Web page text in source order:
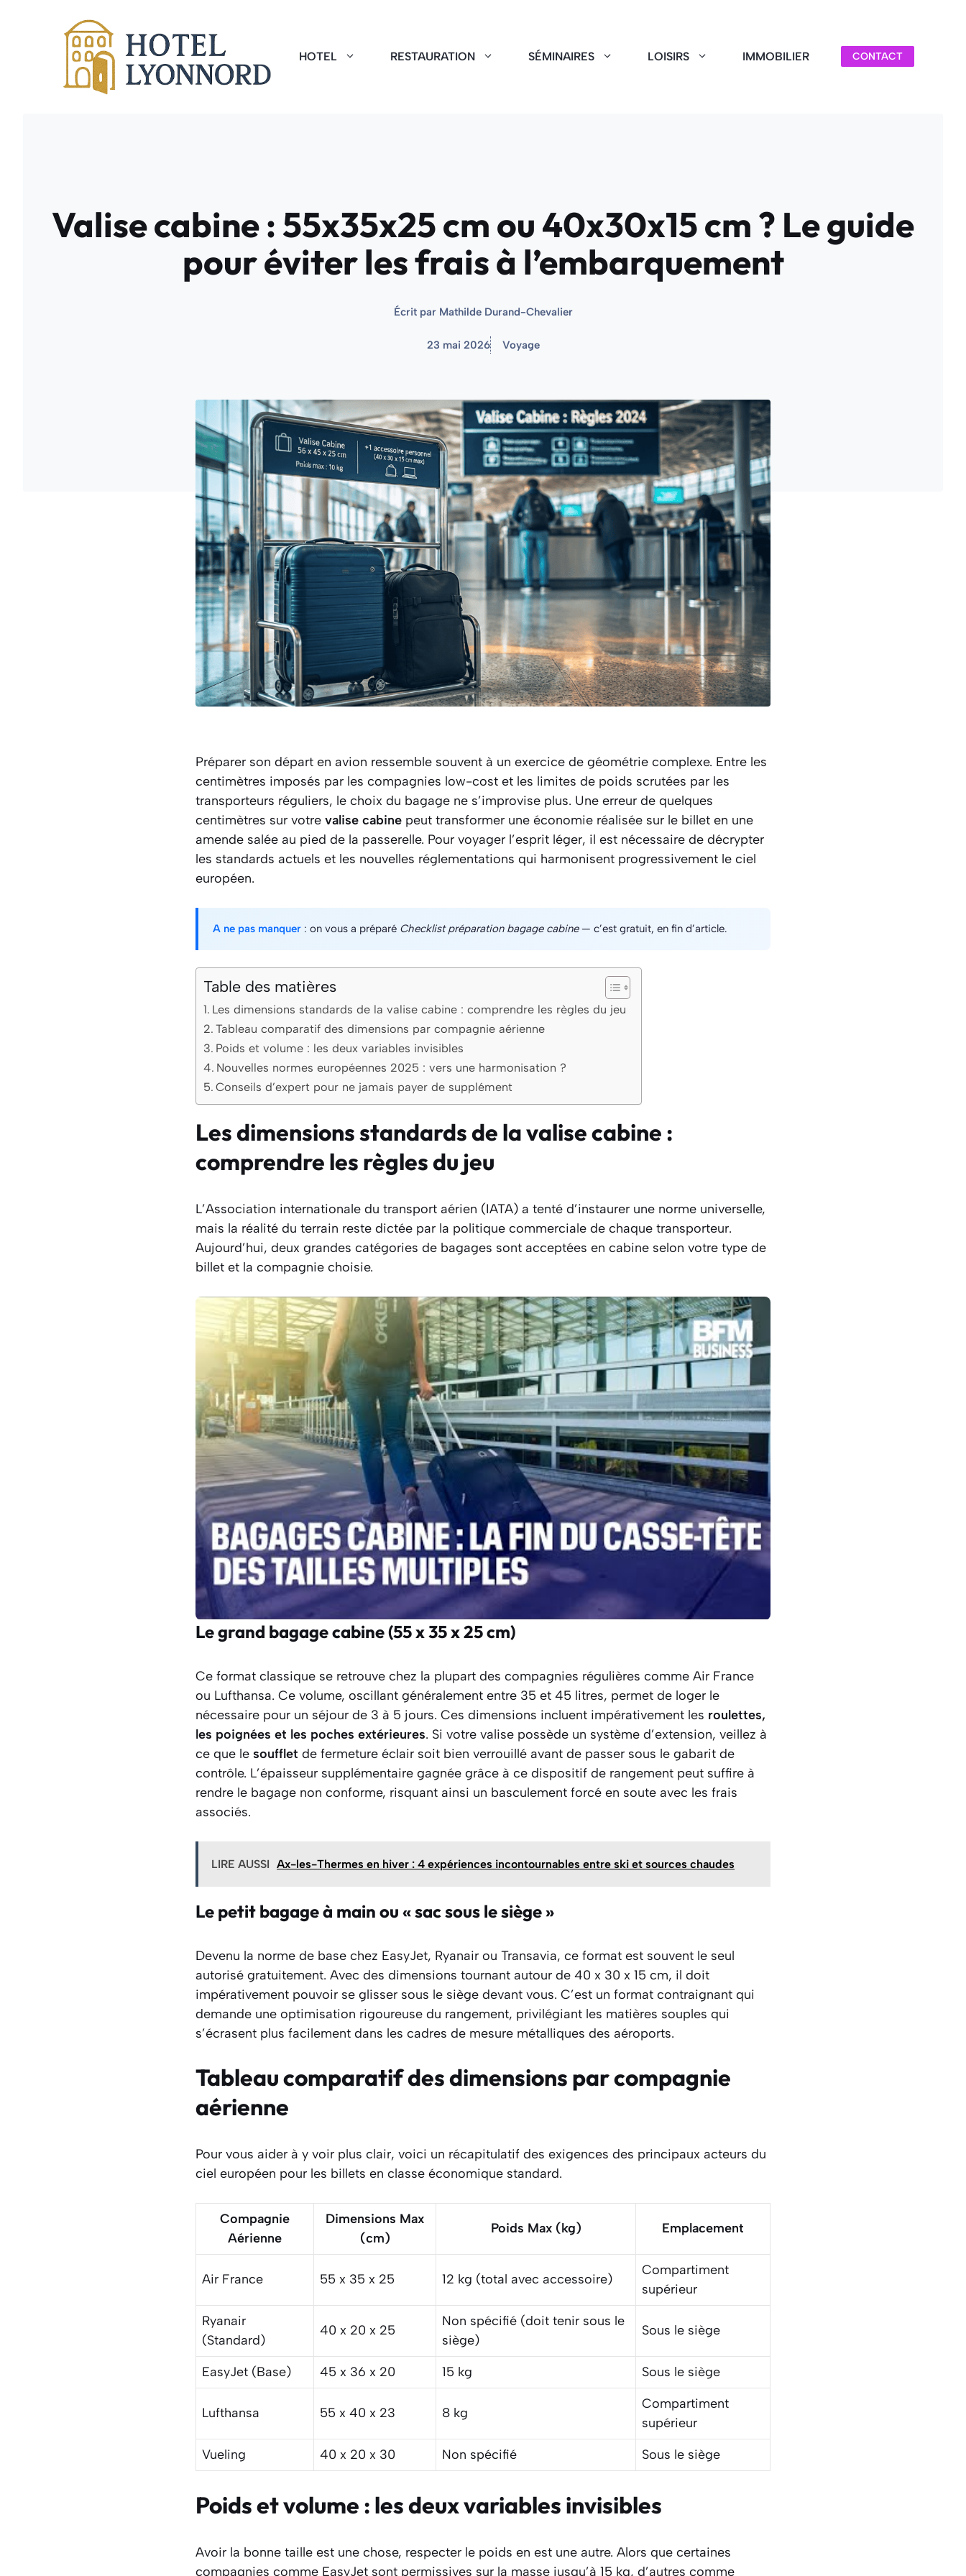
HOTEL RESTAURATION SÉMINAIRES LOISIRS IMMOBILIER CONTACT
Valise cabine : 55x35x25 cm ou 40x30x15 cm ? Le guide
pour éviter les frais à l’embarquement
Écrit par Mathilde Durand-Chevalier
23 mai 2026 Voyage
Préparer son départ en avion ressemble souvent à un exercice de géométrie complexe. Entre les
centimètres imposés par les compagnies low-cost et les limites de poids scrutées par les
transporteurs réguliers, le choix du bagage ne s’improvise plus. Une erreur de quelques
centimètres sur votre valise cabine peut transformer une économie réalisée sur le billet en une
amende salée au pied de la passerelle. Pour voyager l’esprit léger, il est nécessaire de décrypter
les standards actuels et les nouvelles réglementations qui harmonisent progressivement le ciel
européen.
A ne pas manquer : on vous a préparé Checklist préparation bagage cabine— c’est gratuit, en fin d’article.
Table des matières
Les dimensions standards de la valise cabine : comprendre les règles du jeu
Tableau comparatif des dimensions par compagnie aérienne
Poids et volume : les deux variables invisibles
Nouvelles normes européennes 2025 : vers une harmonisation ?
Conseils d’expert pour ne jamais payer de supplément
Les dimensions standards de la valise cabine :
comprendre les règles du jeu
L’Association internationale du transport aérien (IATA) a tenté d’instaurer une norme universelle,
mais la réalité du terrain reste dictée par la politique commerciale de chaque transporteur.
Aujourd’hui, deux grandes catégories de bagages sont acceptées en cabine selon votre type de
billet et la compagnie choisie.
Le grand bagage cabine (55 x 35 x 25 cm)
Ce format classique se retrouve chez la plupart des compagnies régulières comme Air France
ou Lufthansa. Ce volume, oscillant généralement entre 35 et 45 litres, permet de loger le
nécessaire pour un séjour de 3 à 5 jours. Ces dimensions incluent impérativement les roulettes,
les poignées et les poches extérieures. Si votre valise possède un système d’extension, veillez à
ce que le soufflet de fermeture éclair soit bien verrouillé avant de passer sous le gabarit de
contrôle. L’épaisseur supplémentaire gagnée grâce à ce dispositif de rangement peut suffire à
rendre le bagage non conforme, risquant ainsi un basculement forcé en soute avec les frais
associés.
LIRE AUSSI Ax-les-Thermes en hiver : 4 expériences incontournables entre ski et sources chaudes
Le petit bagage à main ou « sac sous le siège »
Devenu la norme de base chez EasyJet, Ryanair ou Transavia, ce format est souvent le seul
autorisé gratuitement. Avec des dimensions tournant autour de 40 x 30 x 15 cm, il doit
impérativement pouvoir se glisser sous le siège devant vous. C’est un format contraignant qui
demande une optimisation rigoureuse du rangement, privilégiant les matières souples qui
s’écrasent plus facilement dans les cadres de mesure métalliques des aéroports.
Tableau comparatif des dimensions par compagnie
aérienne
Pour vous aider à y voir plus clair, voici un récapitulatif des exigences des principaux acteurs du
ciel européen pour les billets en classe économique standard.
Compagnie
Aérienne
Dimensions Max
(cm)
Poids Max (kg) Emplacement
Air France 55 x 35 x 25 12 kg (total avec accessoire)
Compartiment
supérieur
Ryanair
(Standard)
40 x 20 x 25
Non spécifié (doit tenir sous le
siège)
Sous le siège
EasyJet (Base) 45 x 36 x 20 15 kg Sous le siège
Lufthansa 55 x 40 x 23 8 kg
Compartiment
supérieur
Vueling
40 x 20 x 30 Non spécifié Sous le siège
Poids et volume : les deux variables invisibles
Avoir la bonne taille est une chose, respecter le poids en est une autre. Alors que certaines
compagnies comme EasyJet sont permissives sur la masse jusqu’à 15 kg, d’autres comme